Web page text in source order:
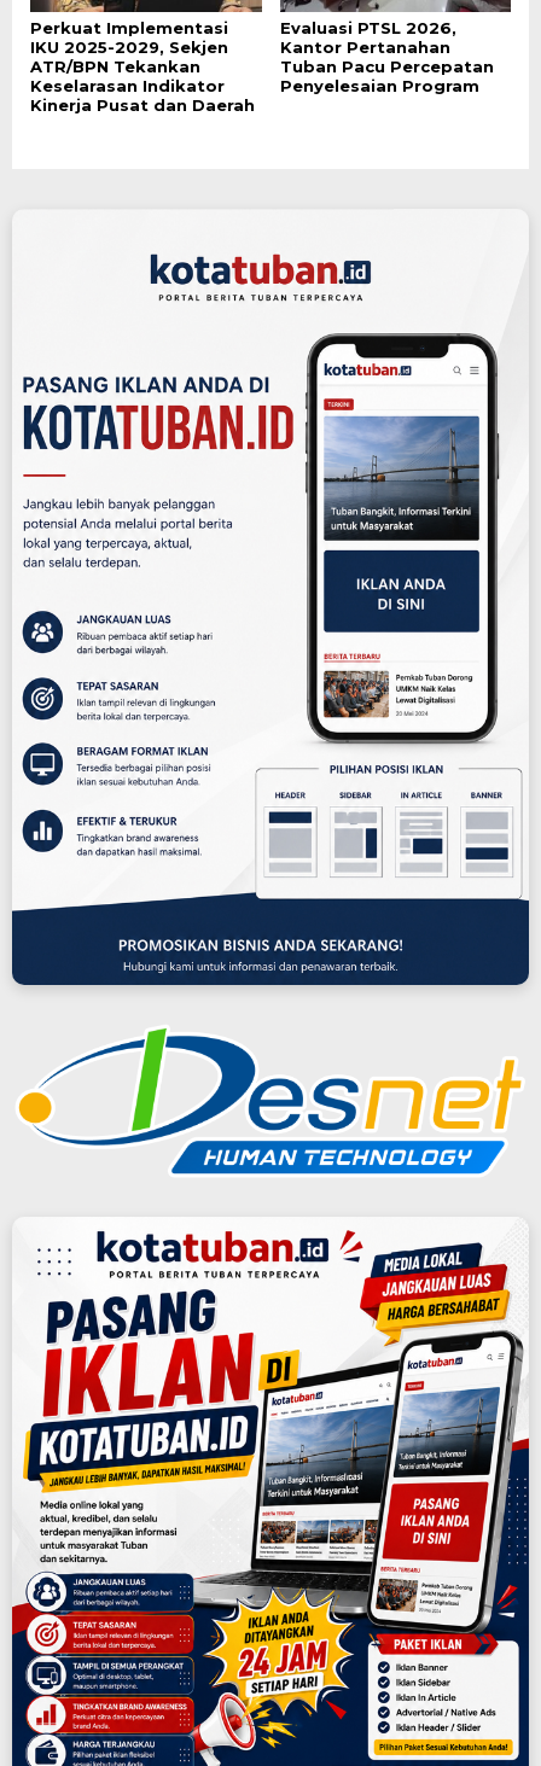
Perkuat Implementasi
IKU 2025-2029, Sekjen
ATR/BPN Tekankan
Keselarasan Indikator
Kinerja Pusat dan Daerah
Evaluasi PTSL 2026,
Kantor Pertanahan
Tuban Pacu Percepatan
Penyelesaian Program